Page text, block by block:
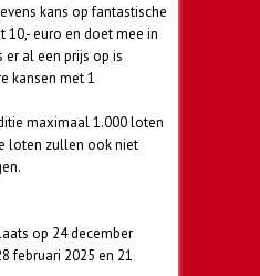
kans op fantastische
10,- euro en doet mee in
al een prijs op is
kansen met 1
maximaal 1.000 loten
loten zullen ook niet
op 24 december
februari 2025 en 21